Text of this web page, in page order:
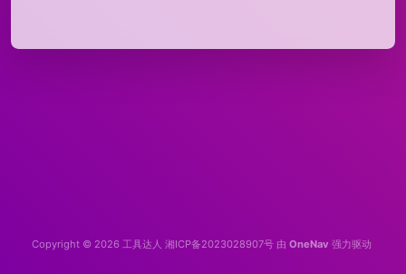
Copyright © 2026 工具达人 湘ICP备2023028907号 由 OneNav 强力驱动